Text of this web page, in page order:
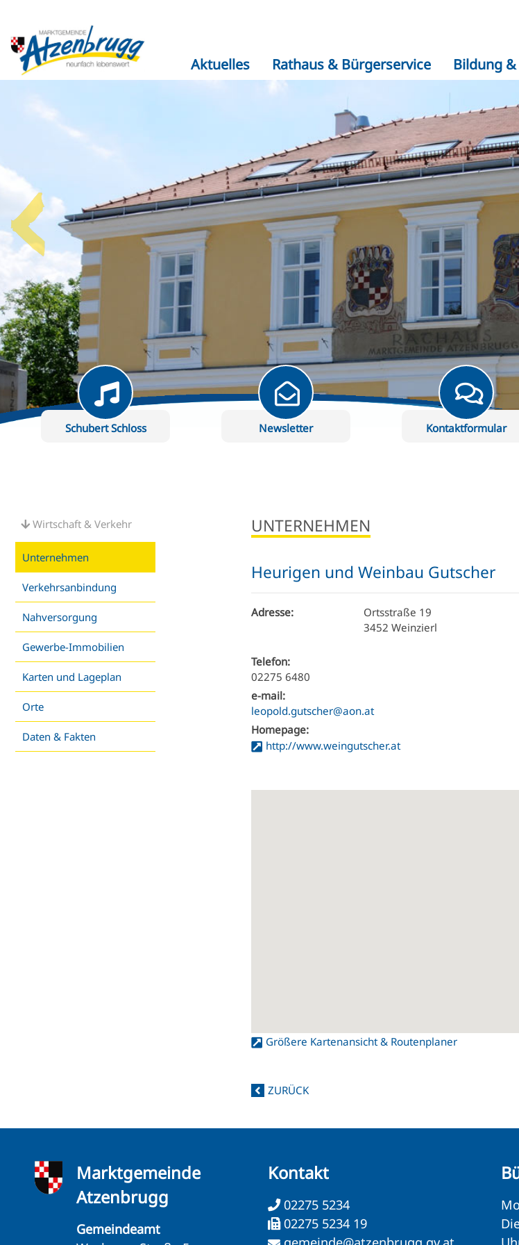
Aktuelles Rathaus & Bürgerservice Bildung
Schubert Schloss Newsletter Kontaktformular
Wirtschaft & Verkehr
Unternehmen
Verkehrsanbindung
Nahversorgung
Gewerbe-Immobilien
Karten und Lageplan
Orte
Daten & Fakten
UNTERNEHMEN
Heurigen und Weinbau Gutscher
Adresse:
Ortsstraße 19
3452 Weinzierl
Telefon:
02275 6480
e-mail:
leopold.gutscher@aon.at
Homepage:
http://www.weingutscher.at
Größere Kartenansicht & Routenplaner
ZURÜCK
Marktgemeinde
Atzenbrugg
Gemeindeamt
Kontakt
02275 5234
02275 5234 19